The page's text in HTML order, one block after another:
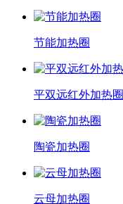
节能加热圈
平双远红外加热圈
陶瓷加热圈
云母加热圈